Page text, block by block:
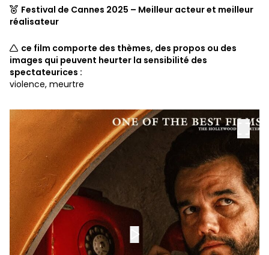
Festival de Cannes 2025 – Meilleur acteur et meilleur
réalisateur
ce film comporte des thèmes, des propos ou des
images qui peuvent heurter la sensibilité des
spectateurices :
violence, meurtre